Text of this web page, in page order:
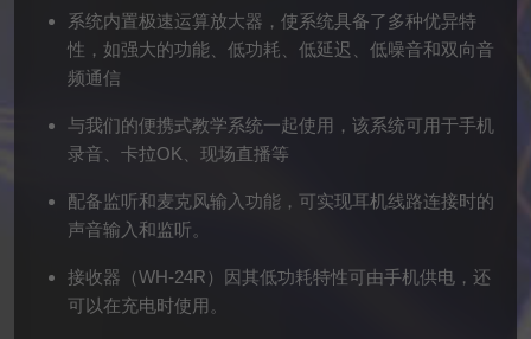
系统内置极速运算放大器，使系统具备了多种优异特
性，如强大的功能、低功耗、低延迟、低噪音和双向音
频通信
与我们的便携式教学系统一起使用，该系统可用于手机
录音、卡拉OK、现场直播等
配备监听和麦克风输入功能，可实现耳机线路连接时的
声音输入和监听。
接收器（WH-24R）因其低功耗特性可由手机供电，还
可以在充电时使用。